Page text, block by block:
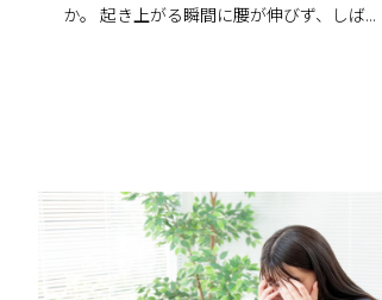
か。 起き上がる瞬間に腰が伸びず、しば...